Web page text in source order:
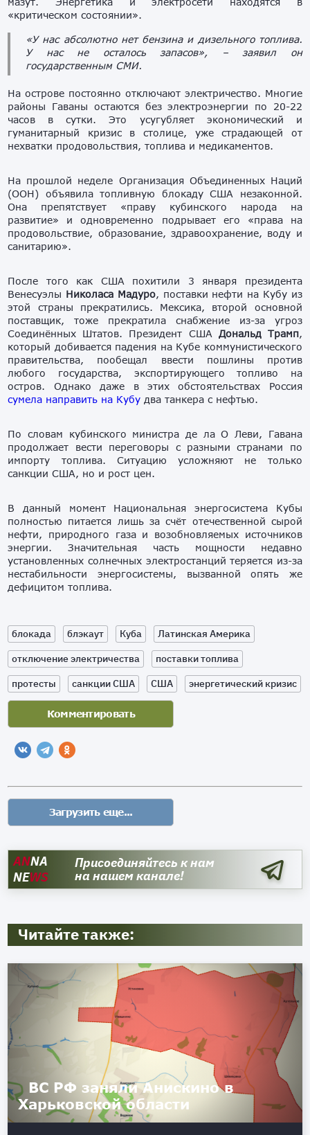
«критическом состоянии».
«У нас абсолютно нет бензина и дизельного топлива.
У нас не осталось запасов», – заявил он
государственным СМИ.
На острове постоянно отключают электричество. Многие
районы Гаваны остаются без электроэнергии по 20-22
часов в сутки. Это усугубляет экономический и
гуманитарный кризис в столице, уже страдающей от
нехватки продовольствия, топлива и медикаментов.
На прошлой неделе Организация Объединенных Наций
(ООН) объявила топливную блокаду США незаконной.
Она препятствует «праву кубинского народа на
развитие» и одновременно подрывает его «права на
продовольствие, образование, здравоохранение, воду и
санитарию».
После того как США похитили 3 января президента
Венесуэлы Николаса Мадуро, поставки нефти на Кубу из
этой страны прекратились. Мексика, второй основной
поставщик, тоже прекратила снабжение из-за угроз
Соединённых Штатов. Президент США Дональд Трамп,
который добивается падения на Кубе коммунистического
правительства, пообещал ввести пошлины против
любого государства, экспортирующего топливо на
остров. Однако даже в этих обстоятельствах Россия
сумела направить на Кубу два танкера с нефтью.
По словам кубинского министра де ла О Леви, Гавана
продолжает вести переговоры с разными странами по
импорту топлива. Ситуацию усложняют не только
санкции США, но и рост цен.
В данный момент Национальная энергосистема Кубы
полностью питается лишь за счёт отечественной сырой
нефти, природного газа и возобновляемых источников
энергии. Значительная часть мощности недавно
установленных солнечных электростанций теряется из-за
нестабильности энергосистемы, вызванной опять же
дефицитом топлива.
блокада блэкаут Куба
Латинская Америка
отключение электричества
поставки топлива
протесты
санкции США США энергетический кризис
ANNA
NEWS
Присоединяйтесь к нам
на нашем канале!
Читайте также:
ВС РФ заняли Анискино в
Харьковской области